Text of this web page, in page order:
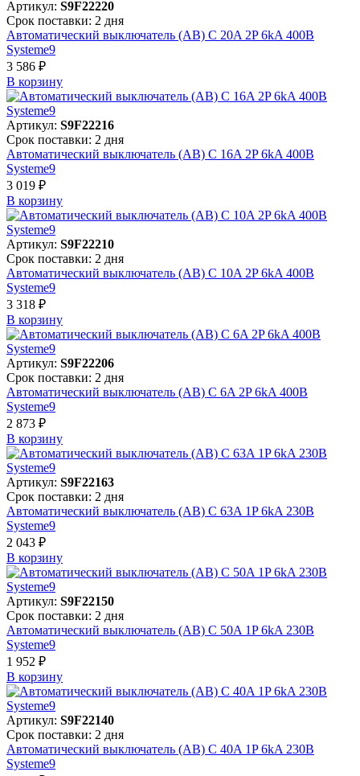
Артикул: S9F22220
Срок поставки: 2 дня
Автоматический выключатель (АВ) C 20A 2P 6kA 400В
Systeme9
3 586 ₽
В корзинy
Артикул: S9F22216
Срок поставки: 2 дня
Автоматический выключатель (АВ) C 16A 2P 6kA 400В
Systeme9
3 019 ₽
В корзинy
Артикул: S9F22210
Срок поставки: 2 дня
Автоматический выключатель (АВ) C 10A 2P 6kA 400В
Systeme9
3 318 ₽
В корзинy
Артикул: S9F22206
Срок поставки: 2 дня
Автоматический выключатель (АВ) C 6A 2P 6kA 400В
Systeme9
2 873 ₽
В корзинy
Артикул: S9F22163
Срок поставки: 2 дня
Автоматический выключатель (АВ) C 63A 1P 6kA 230В
Systeme9
2 043 ₽
В корзинy
Артикул: S9F22150
Срок поставки: 2 дня
Автоматический выключатель (АВ) C 50A 1P 6kA 230В
Systeme9
1 952 ₽
В корзинy
Артикул: S9F22140
Срок поставки: 2 дня
Автоматический выключатель (АВ) C 40A 1P 6kA 230В
Systeme9